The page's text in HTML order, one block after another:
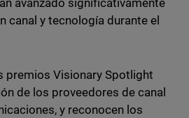
avanzado significativamente
canal y tecnología durante el
premios Visionary Spotlight
de los proveedores de canal
y reconocen los